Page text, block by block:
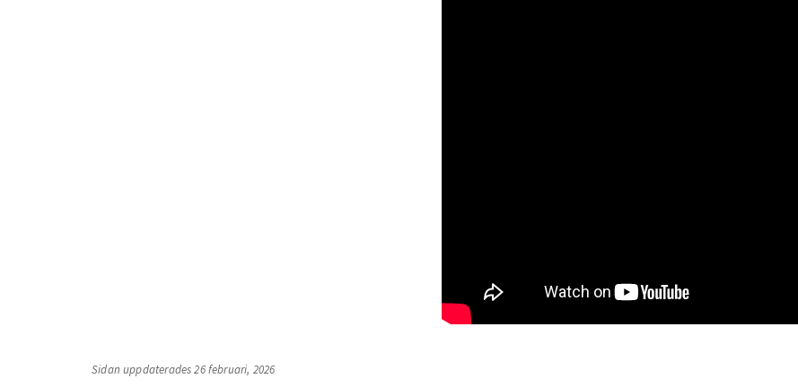
Sidan uppdaterades 26 februari, 2026